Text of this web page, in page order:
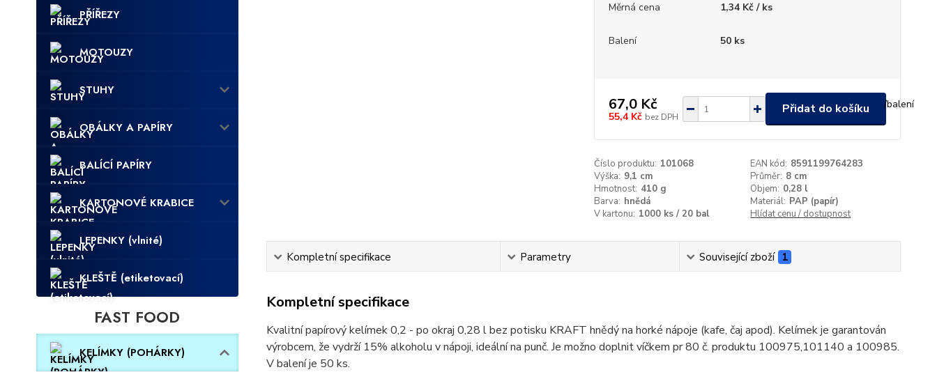
PŘÍŘEZY
MOTOUZY
STUHY
OBÁLKY A PAPÍRY
BALÍCÍ PAPÍRY
KARTONOVÉ KRABICE
LEPENKY (vlnité)
KLEŠTĚ (etiketovací)
FAST FOOD
KELÍMKY (POHÁRKY)
Měrná cena 1,34 Kč / ks
Balení 50 ks
67,0 Kč /balení
55,4 Kč bez DPH
Přidat do košíku
Číslo produktu: 101068 EAN kód: 8591199764283
Výška: 9,1 cm Průměr: 8 cm
Hmotnost: 410 g Objem: 0,28 l
Barva: hnědá Materiál: PAP (papír)
V kartonu: 1000 ks / 20 bal Hlídat cenu / dostupnost
Kompletní specifikace Parametry Související zboží 1
Kompletní specifikace
Kvalitní papírový kelímek 0,2 - po okraj 0,28 l bez potisku KRAFT hnědý na horké nápoje (kafe, čaj apod). Kelímek je garantován
výrobcem, že vydrží 15% alkoholu v nápoji, ideální na punč. Je možno doplnit víčkem pr 80 č. produktu 100975,101140 a 100985.
V balení je 50 ks.